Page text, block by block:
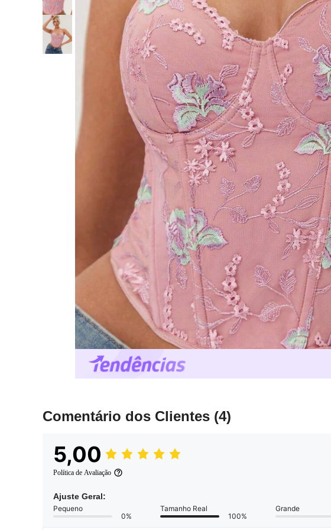
Comentário dos Clientes (4)
5,00
Política de Avaliação
Ajuste Geral:
Pequeno
0%
Tamanho Real
100%
Grande